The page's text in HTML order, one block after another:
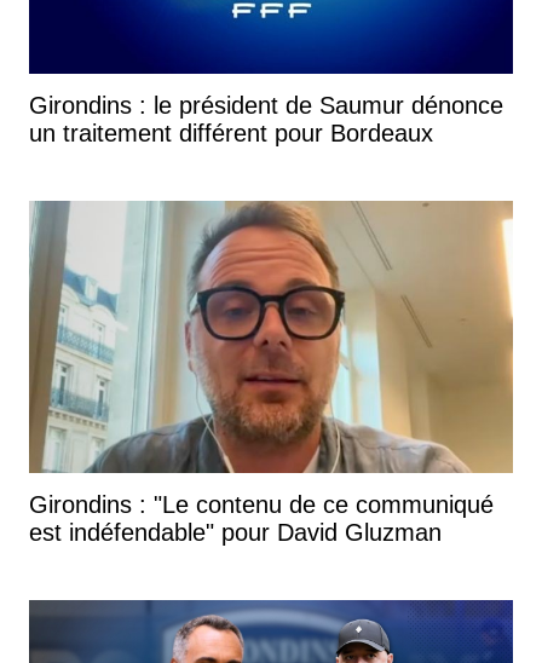
Girondins : le président de Saumur dénonce
un traitement différent pour Bordeaux
Girondins : "Le contenu de ce communiqué
est indéfendable" pour David Gluzman